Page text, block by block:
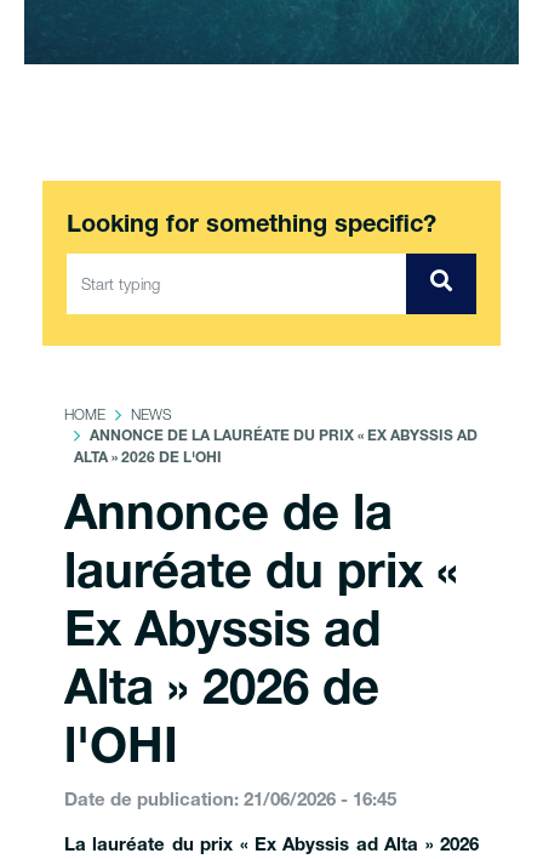
Looking for something specific?
HOME NEWS
ANNONCE DE LA LAURÉATE DU PRIX « EX ABYSSIS AD
ALTA » 2026 DE L'OHI
Annonce de la
lauréate du prix «
Ex Abyssis ad
Alta » 2026 de
l'OHI
Date de publication: 21/06/2026 - 16:45
La lauréate du prix « Ex Abyssis ad Alta » 2026